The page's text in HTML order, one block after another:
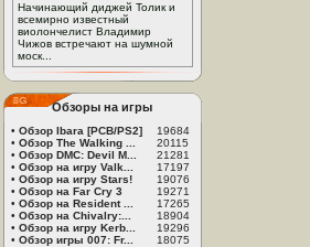
Начинающий диджей Толик и
всемирно известный
виолончелист Владимир
Чижов встречают на шумной
моск...
Обзоры на игры
• Обзор Ibara [PCB/PS2]
19684
• Обзор The Walking ...
20115
• Обзор DMC: Devil M...
21281
• Обзор на игру Valk...
17197
• Обзор на игру Stars!
19076
• Обзор на Far Cry 3
19271
• Обзор на Resident ...
17265
• Обзор на Chivalry:...
18904
• Обзор на игру Kerb...
19296
• Обзор игры 007: Fr... 18075